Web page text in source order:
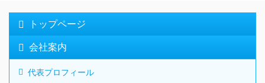
トップページ
会社案内
代表プロフィール